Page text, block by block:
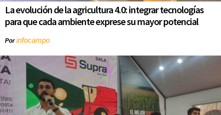
La evolución de la agricultura 4.0: integrar tecnologías
para que cada ambiente exprese su mayor potencial
Porinfocampo